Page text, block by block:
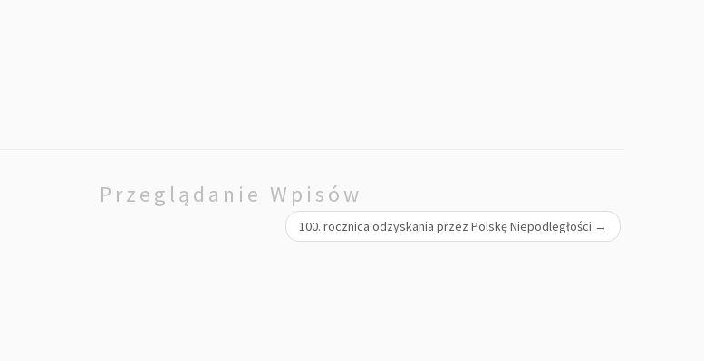
Przeglądanie Wpisów
100. rocznica odzyskania przez Polskę Niepodległości →